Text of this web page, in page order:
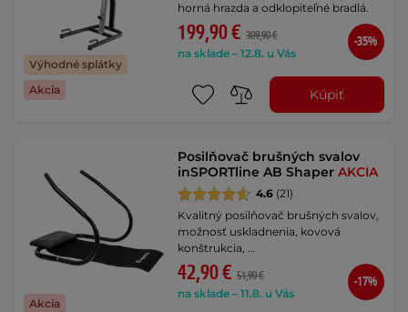
Výhodné splátky
Akcia
horná hrazda a odklopiteľné bradlá.
199,90 € 309,90 €
na sklade – 12.8. u Vás
-35%
Kúpiť
Akcia
Posilňovač brušných svalov
inSPORTline AB ShaperAKCIA
4.6 (21)
Kvalitný posilňovač brušných svalov,
možnosť uskladnenia, kovová
konštrukcia, …
42,90 € 51,90 €
na sklade – 11.8. u Vás
-17%